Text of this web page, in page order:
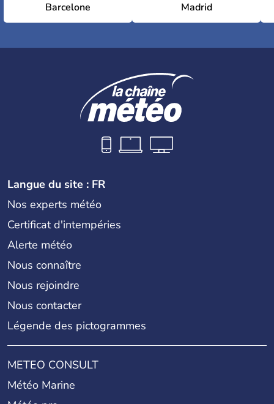
Barcelone Madrid
Langue du site : FR
Nos experts météo
Certificat d'intempéries
Alerte météo
Nous connaître
Nous rejoindre
Nous contacter
Légende des pictogrammes
METEO CONSULT
Météo Marine